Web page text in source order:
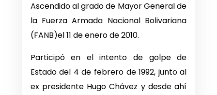
Ascendido al grado de Mayor General de
la Fuerza Armada Nacional Bolivariana
(FANB)el 11 de enero de 2010.
Participó en el intento de golpe de
Estado del 4 de febrero de 1992, junto al
ex presidente Hugo Chávez y desde ahí